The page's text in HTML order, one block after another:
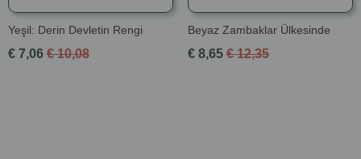
Yeşil: Derin Devletin Rengi
€ 7,06 € 10,08
Beyaz Zambaklar Ülkesinde
€ 8,65 € 12,35